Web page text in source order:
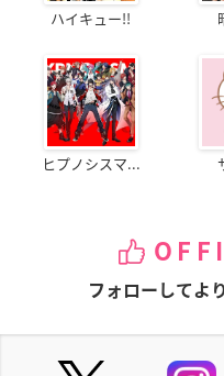
ハイキュー!!
ヒプノシスマ...
フォローしてよ